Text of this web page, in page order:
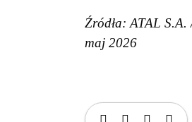
Źródła: ATAL S.A.
maj 2026